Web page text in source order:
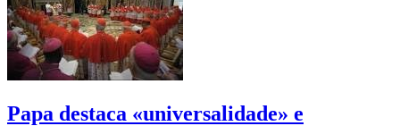
Papa destaca «universalidade» e